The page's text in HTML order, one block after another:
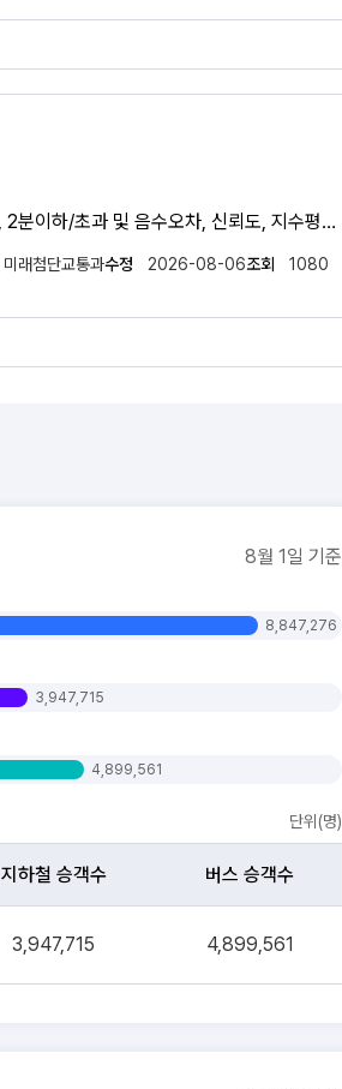
미래첨단교통과수정 2026-08-06조회
1080
8월 1일 기준
8,847,276
3,947,715
4,899,561
단위(명)
지하철 승객수 버스 승객수
3,947,715 4,899,561